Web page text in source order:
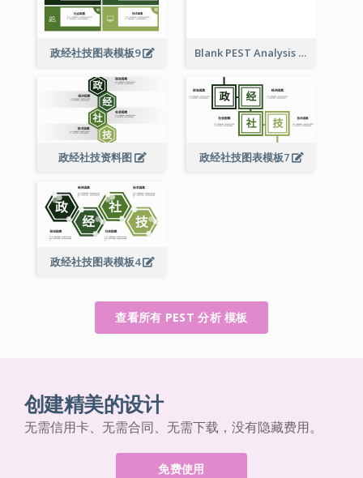
政经社技图表模板9 Blank PEST Analysis
政经社技资料图 政经社技图表模板7
政经社技图表模板4
查看所有 PEST 分析 模板
创建精美的设计
无需信用卡、无需合同、无需下载，没有隐藏费用。
免费使用